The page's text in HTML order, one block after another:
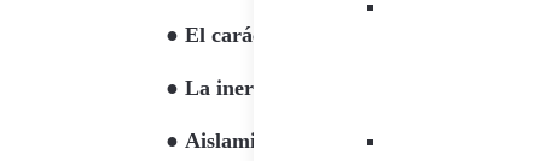
● El carácter regulado del sector: limita
● La inercia del sector:
● Aislamiento o falta de apoyos dentro